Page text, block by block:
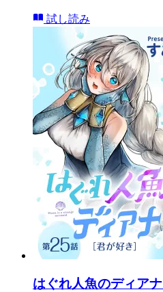
試し読み
はぐれ人魚のディア